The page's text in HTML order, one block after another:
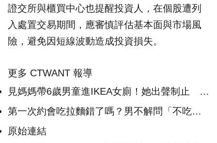
證交所與櫃買中心也提醒投資人，在個股遭列
入處置交易期間，應審慎評估基本面與市場風
險，避免因短線波動造成投資損失。
更多 CTWANT 報導
見媽媽帶6歲男童進IKEA女廁！她出聲制止 員
工曝法規：沒資格請人出去
第一次約會吃拉麵錯了嗎？男不解問「不吃
1500餐廳就出局」 心理師幫解惑
原始連結